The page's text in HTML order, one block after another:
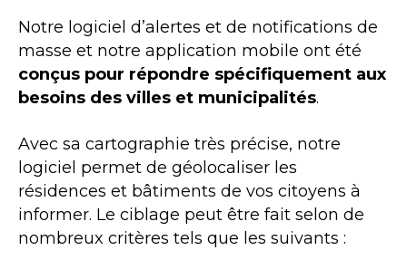
Notre logiciel d’alertes et de notifications de
masse et notre application mobile ont été
conçus pour répondre spécifiquement aux
besoins des villes et municipalités.
Avec sa cartographie très précise, notre
logiciel permet de géolocaliser les
résidences et bâtiments de vos citoyens à
informer. Le ciblage peut être fait selon de
nombreux critères tels que les suivants :